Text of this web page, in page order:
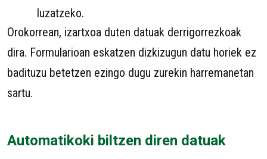
luzatzeko.
Orokorrean, izartxoa duten datuak derrigorrezkoak
dira. Formularioan eskatzen dizkizugun datu horiek ez
badituzu betetzen ezingo dugu zurekin harremanetan
sartu.
Automatikoki biltzen diren datuak